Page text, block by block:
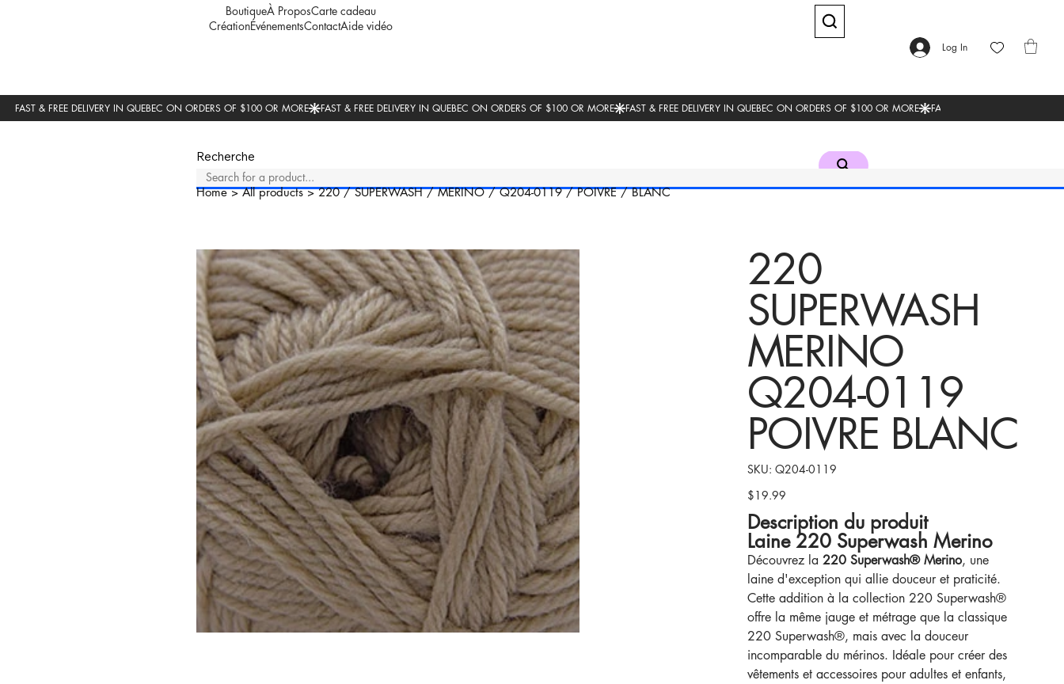
BoutiqueÀ ProposCarte cadeau
CréationÉvénementsContactAide vidéo
Log In
Recherche
Home>All products>220 / SUPERWASH / MERINO / Q204-0119 / POIVRE / BLANC
220
SUPERWASH
MERINO
Q204-0119
POIVRE BLANC
SKU: SKU
Q204-
Q204-0119
Price
$19.99
Description du produit
Laine 220 Superwash Merino
Découvrez la 220 Superwash® Merino, une
laine d'exception qui allie douceur et praticité.
Cette addition à la collection 220 Superwash®
offre la même jauge et métrage que la classique
220 Superwash®, mais avec la douceur
incomparable du mérinos. Idéale pour créer des
vêtements et accessoires pour adultes et enfants,